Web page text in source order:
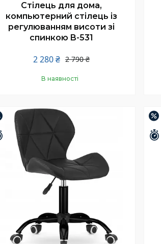
Стілець для дома,
компьютерний стілець із
регулюванням висоти зі
спинкою B-531
2 790 ₴
2 280 ₴
В наявності
Купити
–15%
Залишилось 25 днів